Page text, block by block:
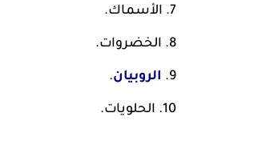
الأسماك.
الخضروات.
الروبيان.
الحلويات.